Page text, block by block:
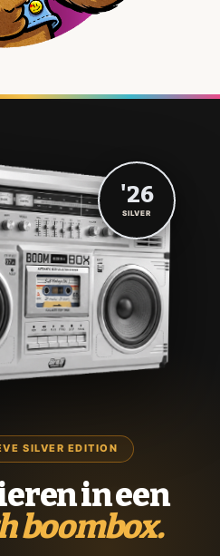
SILVER EDITION
in een
boombox.
'26
SILVER